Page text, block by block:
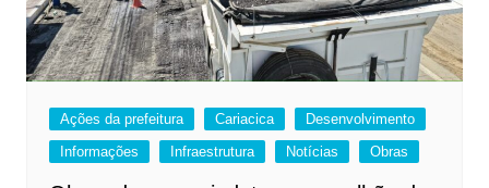
Ações da prefeitura Cariacica
Desenvolvimento
Informações
Infraestrutura Notícias Obras